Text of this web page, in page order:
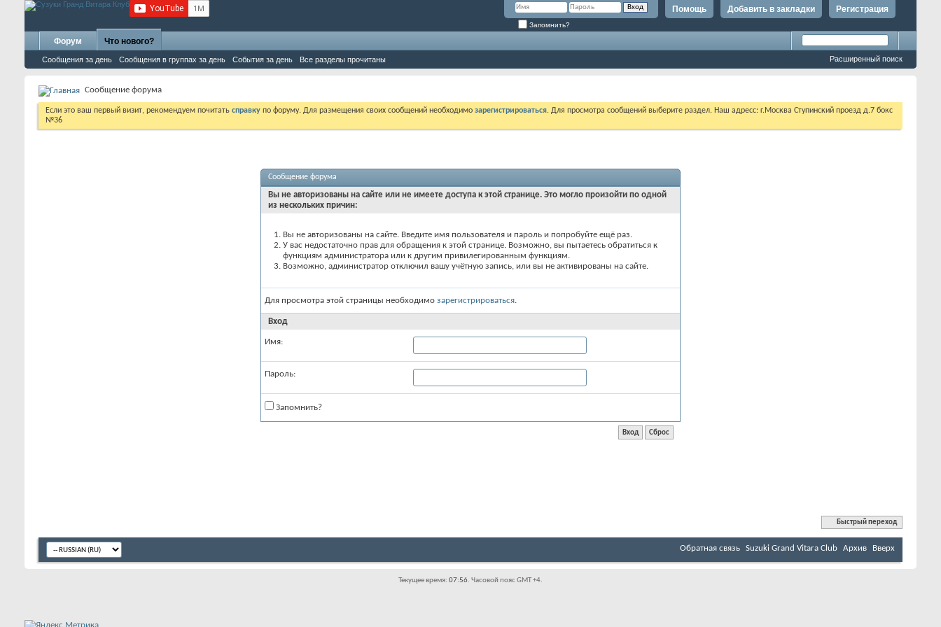
Регистрация
Добавить в закладки
Помощь
Запомнить?
Форум Что нового?
Сообщения за день Сообщения в группах за день События за день Все разделы прочитаны Расширенный поиск
Сообщение форума
Если это ваш первый визит, рекомендуем почитать справку по форуму. Для размещения своих сообщений необходимо зарегистрироваться. Для просмотра сообщений выберите раздел. Наш адресс: г.Москва Ступинский проезд д.7 бокс
№36
Сообщение форума
Вы не авторизованы на сайте или не имеете доступа к этой странице. Это могло произойти по одной
из нескольких причин:
Вы не авторизованы на сайте. Введите имя пользователя и пароль и попробуйте ещё раз.
У вас недостаточно прав для обращения к этой странице. Возможно, вы пытаетесь обратиться к
функциям администратора или к другим привилегированным функциям.
Возможно, администратор отключил вашу учётную запись, или вы не активированы на сайте.
Для просмотра этой страницы необходимо зарегистрироваться.
Вход
Имя:
Пароль:
Запомнить?
Быстрый переход
Обратная связь Suzuki Grand Vitara Club Архив Вверх
Текущее время: 07:56. Часовой пояс GMT +4.